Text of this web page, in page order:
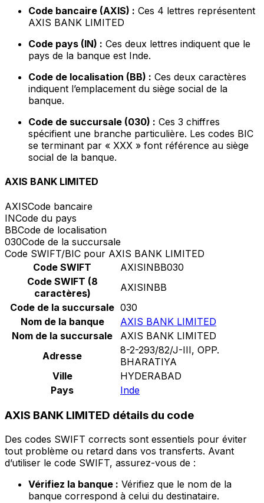
Code bancaire (AXIS) : Ces 4 lettres représentent
AXIS BANK LIMITED
Code pays (IN) : Ces deux lettres indiquent que le
pays de la banque est Inde.
Code de localisation (BB) : Ces deux caractères
indiquent l’emplacement du siège social de la
banque.
Code de succursale (030) : Ces 3 chiffres
spécifient une branche particulière. Les codes BIC
se terminant par « XXX » font référence au siège
social de la banque.
AXIS BANK LIMITED
AXISCode bancaire
INCode du pays
BBCode de localisation
030Code de la succursale
Code SWIFT/BIC pour AXIS BANK LIMITED
Code SWIFT
AXISINBB030
Code SWIFT (8
caractères)
AXISINBB
Code de la succursale 030
Nom de la banque
AXIS BANK LIMITED
Nom de la succursale
AXIS BANK LIMITED
Adresse
8-2-293/82/J-III, OPP.
BHARATIYA
Ville
HYDERABAD
Pays
Inde
AXIS BANK LIMITED détails du code
Des codes SWIFT corrects sont essentiels pour éviter
tout problème ou retard dans vos transferts. Avant
d’utiliser le code SWIFT, assurez-vous de :
Vérifiez la banque : Vérifiez que le nom de la
banque correspond à celui du destinataire.